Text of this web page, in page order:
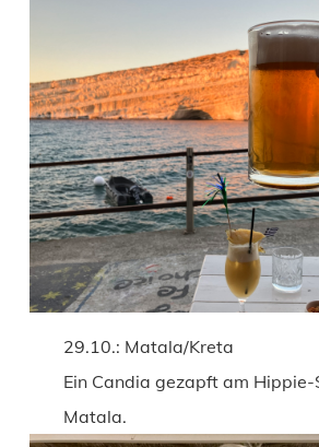
29.10.: Matala/Kreta
Ein Candia gezapft am
Matala.